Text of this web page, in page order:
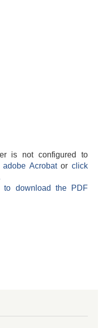
is not configured to
adobe Acrobatorclick
to download the PDF